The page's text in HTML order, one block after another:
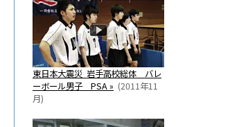
東日本大震災 岩手高校総体 バレ
ーボール男子 PSA » (2011年11
月)